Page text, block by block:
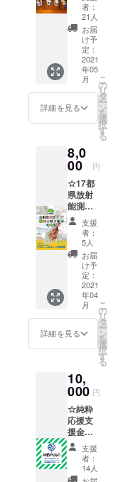
手がけ
たオー
ル浪江
＆先生
の教え
子の手
で仕上
がった
す。 堀
川夫妻
陰なが
ら支え
てくれ
ていま
す。貴
子さん
は前回
の金沢
展でス
タッフ
＆アー
チスト
に毎日
温かい
ご飯を
くださ
いまし
作品の
中から
１枚を
A4サイ
ズでプ
リント
してお
渡しい
たしま
す。プ
高級イ
ンク
ジェッ
ト紙を
使用。
＊額は
付属い
たしま
せん。
＊サイ
ンが必
要な場
合は備
考欄で
お申し
さい ＊
備考欄
ル画像
下の
ファイ
ル番号
をご指
定くだ
さい。
売り限
定のA5
版の絵
本で
す。あ
とがき
には
「忘れ
てはな
らない
切な
「いの
ち」の
こ
とー。
ウマと
ヒトの
心の交
わりを
通じて
伝えた
いと思
いま
す。」
とあり
ます。
牧場の
に動き
はじめ
たこの
物語
を、ご
覧いた
だけた
ら幸い
です。
200家族
のツナ
ガルオ
モイ
ジャバ
ラ折り
作品集
人と人
との繋
がりを
表現す
るため
家自ら
印刷、
裁断、
製本を
手がけ
て作り
まし
た！ 全
長9.5m
に及ぶ
壮観な
ダキシ
メルオ
モイ画
集をぜ
ひお手
元に☆
10.5cm
×横
4cm×高
さ5cm
・サン
クス
メール
・会場
エント
者：
21人
お届
け予
定：
2021
年05
月
詳細を見る
こ
の
リ
タ
ー
ン
を
選
択
す
る
8,0
00 円
☆17都
県放射
能測定
マップ
読み解
き集増
補版 ・
サンク
スメー
ル ・会
場エン
トラン
スにて
ご芳名
掲示(備
考欄に
名のお
名前を
お知ら
せくだ
さい。
掲示不
要の方
は、そ
の旨ご
記載く
支援
者：
5人
お届
け予
定：
2021
年04
月
詳細を見る
こ
の
リ
タ
ー
ン
を
選
択
す
る
10,
000 円
☆純粋
応援支
援金
（ガン
バれ！
もやい
ファン
支援
者：
14人